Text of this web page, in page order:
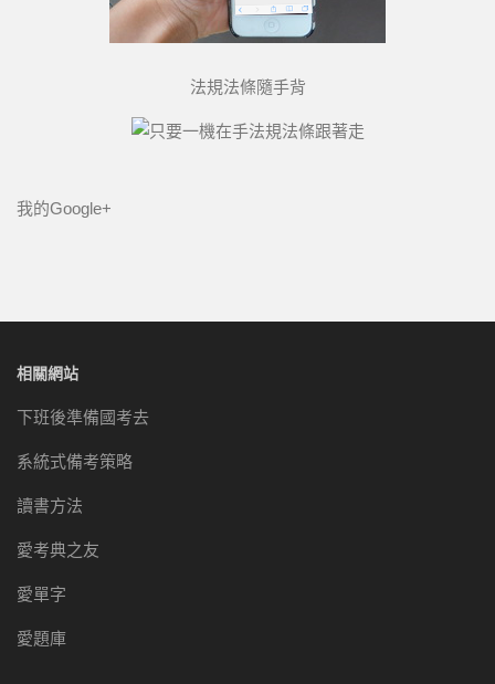
法規法條隨手背
我的Google+
相關網站
下班後準備國考去
系統式備考策略
讀書方法
愛考典之友
愛單字
愛題庫